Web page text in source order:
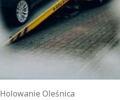
Holowanie Oleśnica